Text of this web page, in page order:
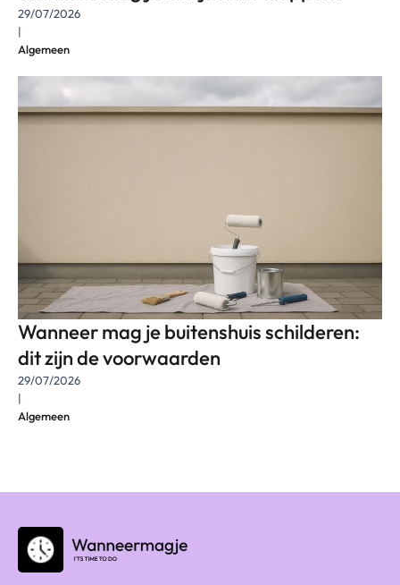
29/07/2026
|
Algemeen
Wanneer mag je buitenshuis schilderen:
dit zijn de voorwaarden
29/07/2026
|
Algemeen